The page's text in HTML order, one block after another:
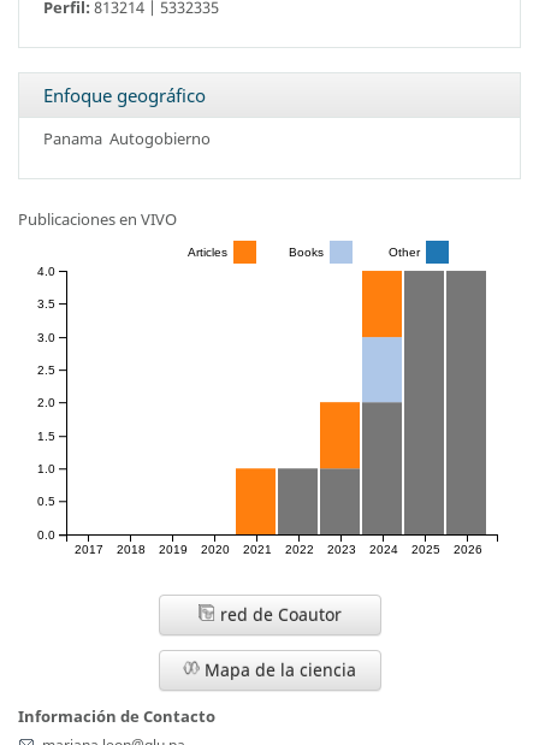
Perfil: 813214 | 5332335
Enfoque geográfico
Panama Autogobierno
Publicaciones en VIVO
2017 2018 2019 2020 2021 2022 2023 2024 2025 2026
0.0
0.5
1.0
1.5
2.0
2.5
3.0
3.5
4.0
Articles Books Other
red de Coautor
Mapa de la ciencia
Información de Contacto